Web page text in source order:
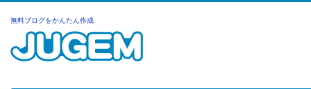
無料ブログをかんたん作成